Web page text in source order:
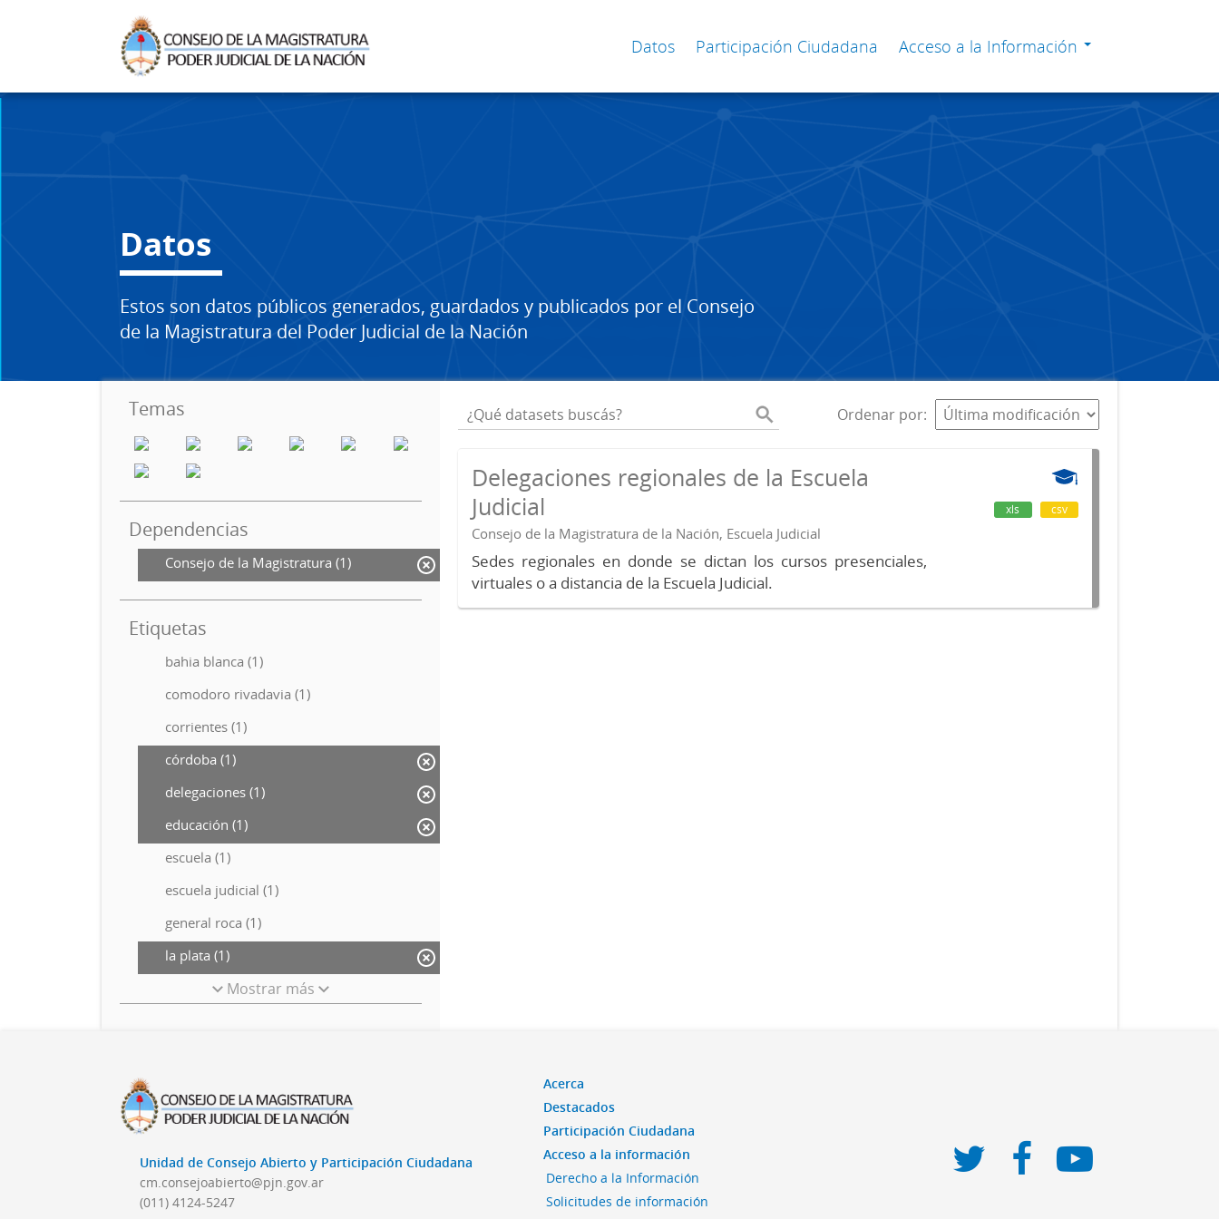
Datos Participación Ciudadana Acceso a la Información
Datos
Estos son datos públicos generados, guardados y publicados por el Consejo
de la Magistratura del Poder Judicial de la Nación
Temas
Dependencias
Consejo de la Magistratura (1)
Etiquetas
bahia blanca (1)
comodoro rivadavia (1)
corrientes (1)
córdoba (1)
delegaciones (1)
educación (1)
escuela (1)
escuela judicial (1)
general roca (1)
la plata (1)
Mostrar más
Ordenar por
Delegaciones regionales de la Escuela
Judicial
Consejo de la Magistratura de la Nación, Escuela Judicial
Sedes regionales en donde se dictan los cursos presenciales,
virtuales o a distancia de la Escuela Judicial.
xls csv
Unidad de Consejo Abierto y Participación Ciudadana
cm.consejoabierto@pjn.gov.ar
(011) 4124-5247
Acerca
Destacados
Participación Ciudadana
Acceso a la información
Derecho a la Información
Solicitudes de información